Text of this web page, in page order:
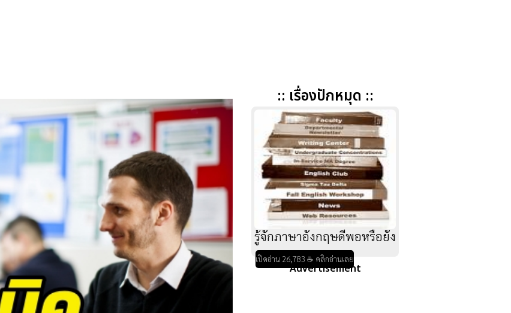
:: เรื่องปักหมุด ::
รู้จักภาษาอังกฤษดีพอหรือยัง
เปิดอ่าน 26,783 ☕ คลิกอ่านเลย
Advertisement